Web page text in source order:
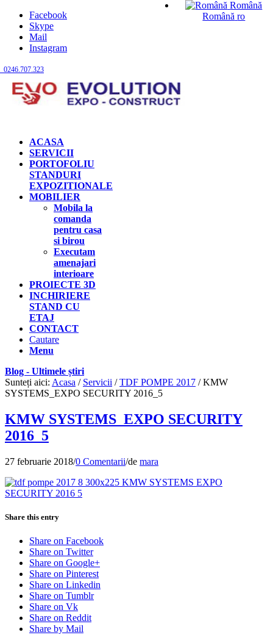
Facebook
Skype
Mail
Instagram
Română
Română ro
0246.707.323
ACASA
SERVICII
PORTOFOLIU
STANDURI
EXPOZITIONALE
MOBILIER
Mobila la
comanda
pentru casa
si birou
Executam
amenajari
interioare
PROIECTE 3D
INCHIRIERE
STAND CU
ETAJ
CONTACT
Cautare
Menu
Blog - Ultimele știri
Sunteți aici: Acasa / Servicii / TDF POMPE 2017 / KMW
SYSTEMS_EXPO SECURITY 2016_5
KMW SYSTEMS_EXPO SECURITY
2016_5
27 februarie 2018/0 Comentarii/de mara
Share this entry
Share on Facebook
Share on Twitter
Share on Google+
Share on Pinterest
Share on Linkedin
Share on Tumblr
Share on Vk
Share on Reddit
Share by Mail